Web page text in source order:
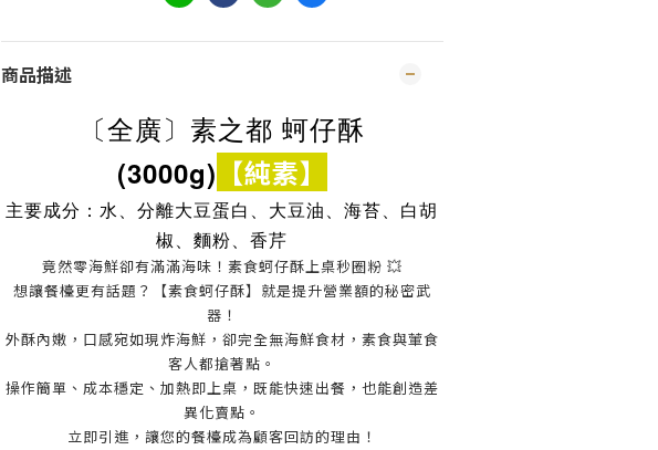
商品描述
〔全廣〕素之都 蚵仔酥
(3000g) 【純素】
主要成分：水、分離大豆蛋白、大豆油、海苔、白胡
椒、麵粉、香芹
竟然零海鮮卻有滿滿海味！素食蚵仔酥上桌秒圈粉 💥
想讓餐檯更有話題？【素食蚵仔酥】就是提升營業額的秘密武
器！
外酥內嫩，口感宛如現炸海鮮，卻完全無海鮮食材，素食與葷食
客人都搶著點。
操作簡單、成本穩定、加熱即上桌，既能快速出餐，也能創造差
異化賣點。
立即引進，讓您的餐檯成為顧客回訪的理由！